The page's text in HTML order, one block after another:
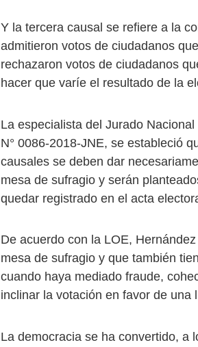
Y la tercera causal se refiere a la
admitieron votos de ciudadanos
rechazaron votos de ciudadanos
hacer que varíe el resultado de la
La especialista del Jurado
N° 0086-2018-JNE, se estableció
causales se deben dar
mesa de sufragio y serán
quedar registrado en el acta
De acuerdo con la LOE,
mesa de sufragio y que también
cuando haya mediado fraude,
inclinar la votación en favor de
La democracia se ha convertido, a